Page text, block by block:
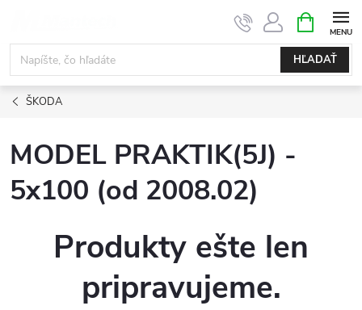
obsah
HĽADAŤ
KOŠÍK
ŠKODA
MODEL PRAKTIK(5J) -
5x100 (od 2008.02)
Produkty ešte len
pripravujeme.